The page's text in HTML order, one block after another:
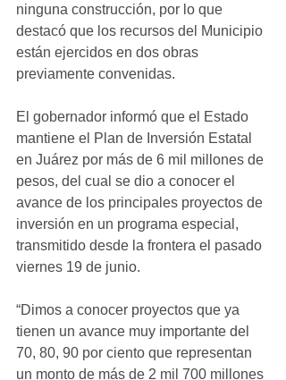
ninguna construcción, por lo que
destacó que los recursos del Municipio
están ejercidos en dos obras
previamente convenidas.
El gobernador informó que el Estado
mantiene el Plan de Inversión Estatal
en Juárez por más de 6 mil millones de
pesos, del cual se dio a conocer el
avance de los principales proyectos de
inversión en un programa especial,
transmitido desde la frontera el pasado
viernes 19 de junio.
“Dimos a conocer proyectos que ya
tienen un avance muy importante del
70, 80, 90 por ciento que representan
un monto de más de 2 mil 700 millones